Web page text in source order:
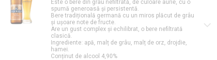
Este o bere din grâu nefiltrată, de culoare aurie, cu o
spumă generoasă și persistentă.
Bere tradițională germană cu un miros plăcut de grâu
și ușoare note de fructe.
Are un gust complex și echilibrat, o bere nefiltrată
clasică.
Ingrediente: apă, malț de grâu, malț de orz, drojdie,
hamei.
Conținut de alcool 4,90%